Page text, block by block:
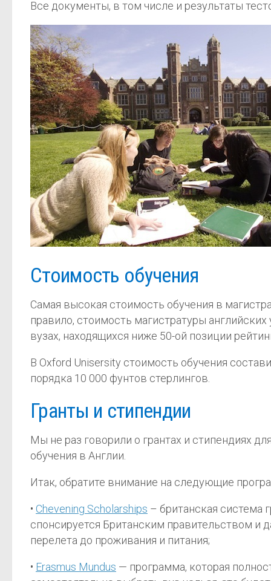
Все документы, в том числе и результаты
Стоимость обучения
Самая высокая стоимость обучения в
правило, стоимость магистратуры
вузах, находящихся ниже 50-ой позиции
В Oxford Unisersity стоимость обучения
порядка 10 000 фунтов стерлингов.
Гранты и стипендии
Мы не раз говорили о грантах и стипендиях
обучения в Англии.
Итак, обратите внимание на следующие
• Chevening Scholarships – британская система
спонсируется Британским правительством и
перелета до проживания и питания;
• Erasmus Mundus — программа, которая